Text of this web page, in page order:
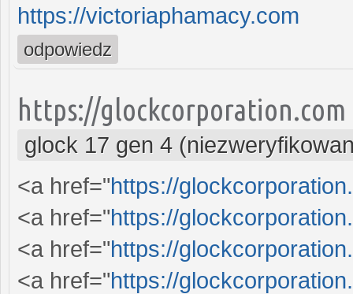
https://victoriaphamacy.com
odpowiedz
https://glockcorporation.com
glock 17 gen 4
<a href="https://
<a href="https://
<a href="https://
<a href="https://